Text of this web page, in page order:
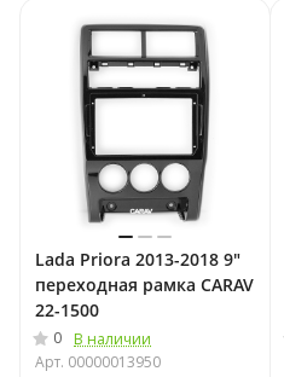
Lada Priora 2013-2018 9"
переходная рамка CARAV
22-1500
0
В наличии
Арт. 00000013950